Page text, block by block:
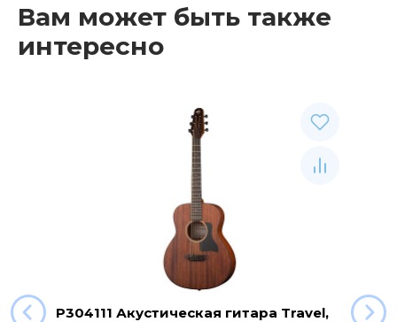
Вам может быть также
интересно
P304111 Акустическая гитара Travel,